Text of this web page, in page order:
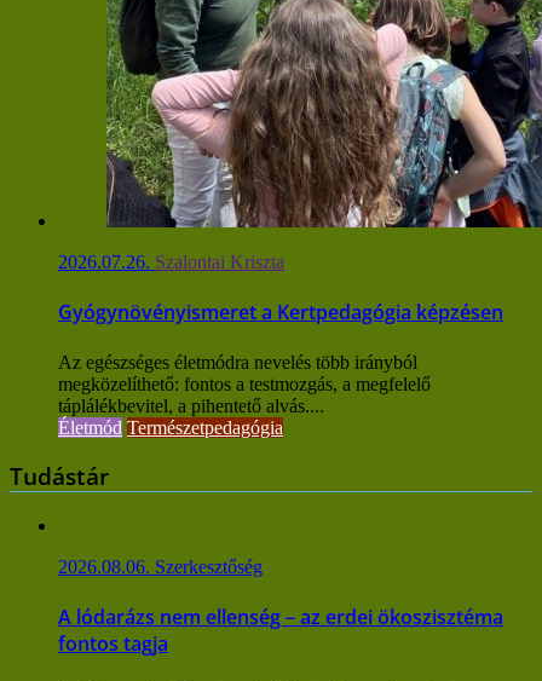
2026.07.26. Szalontai Kriszta
Gyógynövényismeret a Kertpedagógia képzésen
Az egészséges életmódra nevelés több irányból
megközelíthető: fontos a testmozgás, a megfelelő
táplálékbevitel, a pihentető alvás....
Életmód Természetpedagógia
Tudástár
2026.08.06. Szerkesztőség
A lódarázs nem ellenség – az erdei ökoszisztéma
fontos tagja